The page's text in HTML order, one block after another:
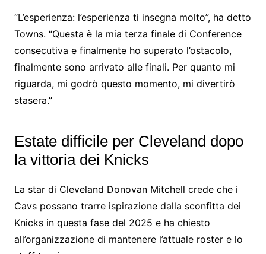
“L’esperienza: l’esperienza ti insegna molto”, ha detto
Towns. “Questa è la mia terza finale di Conference
consecutiva e finalmente ho superato l’ostacolo,
finalmente sono arrivato alle finali. Per quanto mi
riguarda, mi godrò questo momento, mi divertirò
stasera.”
Estate difficile per Cleveland dopo
la vittoria dei Knicks
La star di Cleveland Donovan Mitchell crede che i
Cavs possano trarre ispirazione dalla sconfitta dei
Knicks in questa fase del 2025 e ha chiesto
all’organizzazione di mantenere l’attuale roster e lo